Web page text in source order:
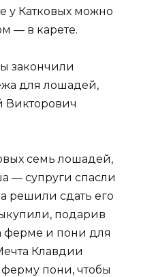
у Катковых можно
— в карете.
закончили
для лошадей,
Викторович
семь лошадей,
— супруги спасли
решили сдать его
подарив
ферме и пони для
Клавдии
ферму пони, чтобы